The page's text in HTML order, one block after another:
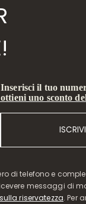
Inserisci il tuo
ottieni uno sconto
di telefono e
messaggi di
riservatezza. Per